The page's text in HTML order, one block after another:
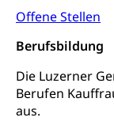
Offene Stellen
Berufsbildung
Die Luzerner
Berufen
aus.
Soziale